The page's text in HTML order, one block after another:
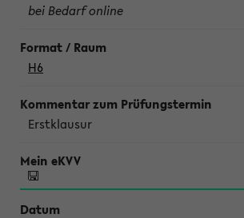
bei Bedarf online
H6
Erstklausur